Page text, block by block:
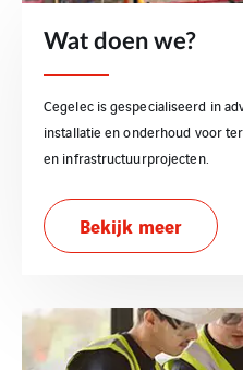
Wat doen we?
Cegelec is gespecialiseerd in
installatie en onderhoud voor
en infrastructuurprojecten.
Bekijk meer